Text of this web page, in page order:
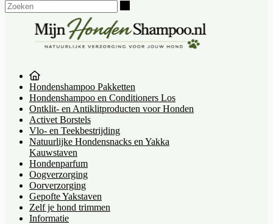
Hondenshampoo Pakketten
Hondenshampoo en Conditioners Los
Ontklit- en Antiklitproducten voor Honden
Activet Borstels
Vlo- en Teekbestrijding
Natuurlijke Hondensnacks en Yakka
Kauwstaven
Hondenparfum
Oogverzorging
Oorverzorging
Gepofte Yakstaven
Zelf je hond trimmen
Informatie